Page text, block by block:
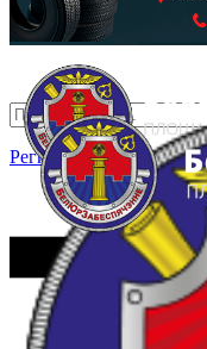
Регистрация Вход